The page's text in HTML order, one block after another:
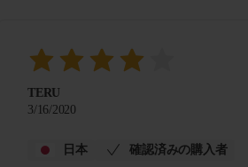
TERU
3/16/2020
日本 確認済みの購入者